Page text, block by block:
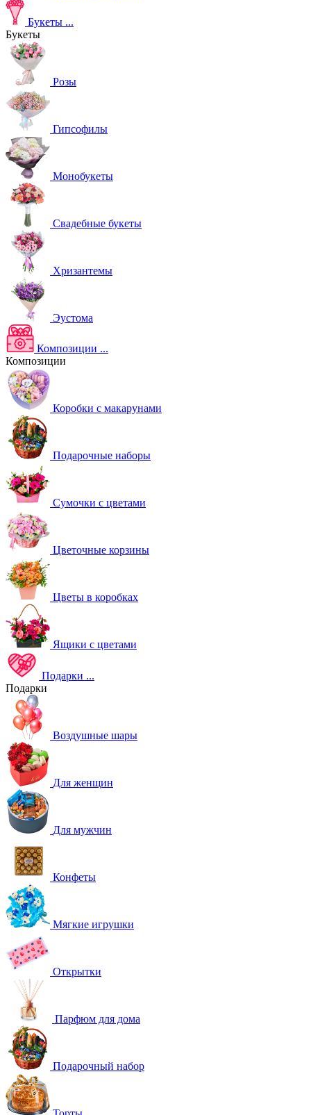
Букеты ...
Букеты
Розы
Гипсофилы
Монобукеты
Свадебные букеты
Хризантемы
Эустома
Композиции ...
Композиции
Коробки с макарунами
Подарочные наборы
Сумочки с цветами
Цветочные корзины
Цветы в коробках
Ящики с цветами
Подарки ...
Подарки
Воздушные шары
Для женщин
Для мужчин
Конфеты
Мягкие игрушки
Открытки
Парфюм для дома
Подарочный набор